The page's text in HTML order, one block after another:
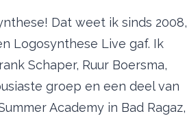
Dat weet ik sinds 2008,
Logosynthese Live gaf. Ik
Schaper, Ruur Boersma,
groep en een deel van
Academy in Bad Ragaz,